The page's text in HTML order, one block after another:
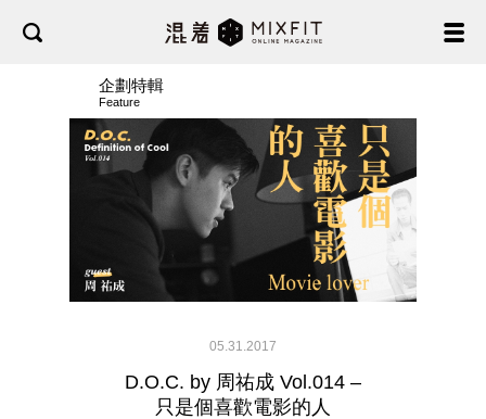
企劃特輯
Feature
05.31.2017
D.O.C. by 周祐成 Vol.014 –
只是個喜歡電影的人